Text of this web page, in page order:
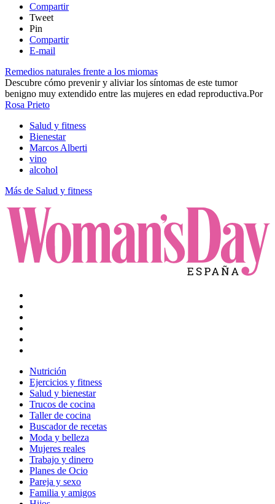
Compartir
Tweet
Pin
Compartir
E-mail
Remedios naturales frente a los miomas
​​Descubre cómo prevenir y aliviar los síntomas de este tumor
benigno muy extendido entre las mujeres en edad reproductiva.​Por
Rosa Prieto
Salud y fitness
Bienestar
Marcos Alberti
vino
alcohol
Más de Salud y fitness
Nutrición
Ejercicios y fitness
Salud y bienestar
Trucos de cocina
Taller de cocina
Buscador de recetas
Moda y belleza
Mujeres reales
Trabajo y dinero
Planes de Ocio
Pareja y sexo
Familia y amigos